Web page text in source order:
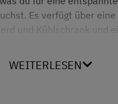
Es verfügt über eine
und Kühlschrank und
Sitzgelegenheit im
WEITERLESEN